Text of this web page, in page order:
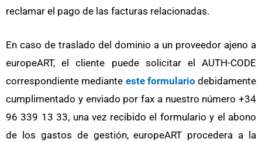
reclamar el pago de las facturas relacionadas.
En caso de traslado del dominio a un proveedor ajeno a
europeART, el cliente puede solicitar el AUTH-CODE
correspondiente mediante este formulario debidamente
cumplimentado y enviado por fax a nuestro número +34
96 339 13 33, una vez recibido el formulario y el abono
de los gastos de gestión,europeART procedera a la